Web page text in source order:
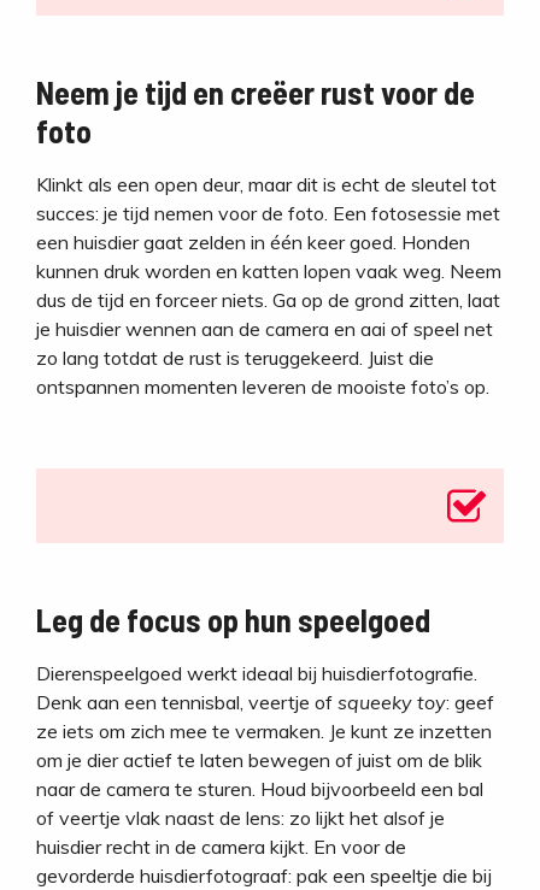
Neem je tijd en creëer rust voor de
foto
Klinkt als een open deur, maar dit is echt de sleutel tot
succes: je tijd nemen voor de foto. Een fotosessie met
een huisdier gaat zelden in één keer goed. Honden
kunnen druk worden en katten lopen vaak weg. Neem
dus de tijd en forceer niets. Ga op de grond zitten, laat
je huisdier wennen aan de camera en aai of speel net
zo lang totdat de rust is teruggekeerd. Juist die
ontspannen momenten leveren de mooiste foto’s op.
Leg de focus op hun speelgoed
Dierenspeelgoed werkt ideaal bij huisdierfotografie.
Denk aan een tennisbal, veertje of squeeky toy: geef
ze iets om zich mee te vermaken. Je kunt ze inzetten
om je dier actief te laten bewegen of juist om de blik
naar de camera te sturen. Houd bijvoorbeeld een bal
of veertje vlak naast de lens: zo lijkt het alsof je
huisdier recht in de camera kijkt. En voor de
gevorderde huisdierfotograaf: pak een speeltje die bij